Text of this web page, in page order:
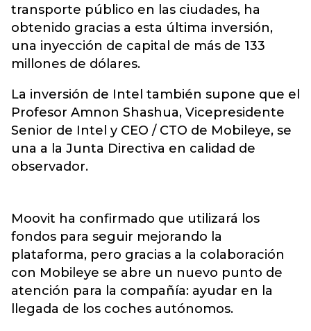
transporte público en las ciudades, ha
obtenido gracias a esta última inversión,
una inyección de capital de más de 133
millones de dólares.
La inversión de Intel también supone que el
Profesor Amnon Shashua, Vicepresidente
Senior de Intel y CEO / CTO de Mobileye, se
una a la Junta Directiva en calidad de
observador.
Moovit ha confirmado que utilizará los
fondos para seguir mejorando la
plataforma, pero gracias a la colaboración
con Mobileye se abre un nuevo punto de
atención para la compañía: ayudar en la
llegada de los coches autónomos.